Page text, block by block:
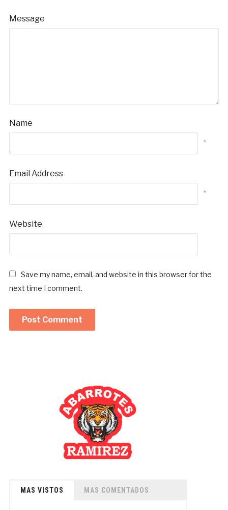
Message
Name
*
Email Address
*
Website
Save my name, email, and website in this browser for the
next time I comment.
MAS VISTOS MAS COMENTADOS